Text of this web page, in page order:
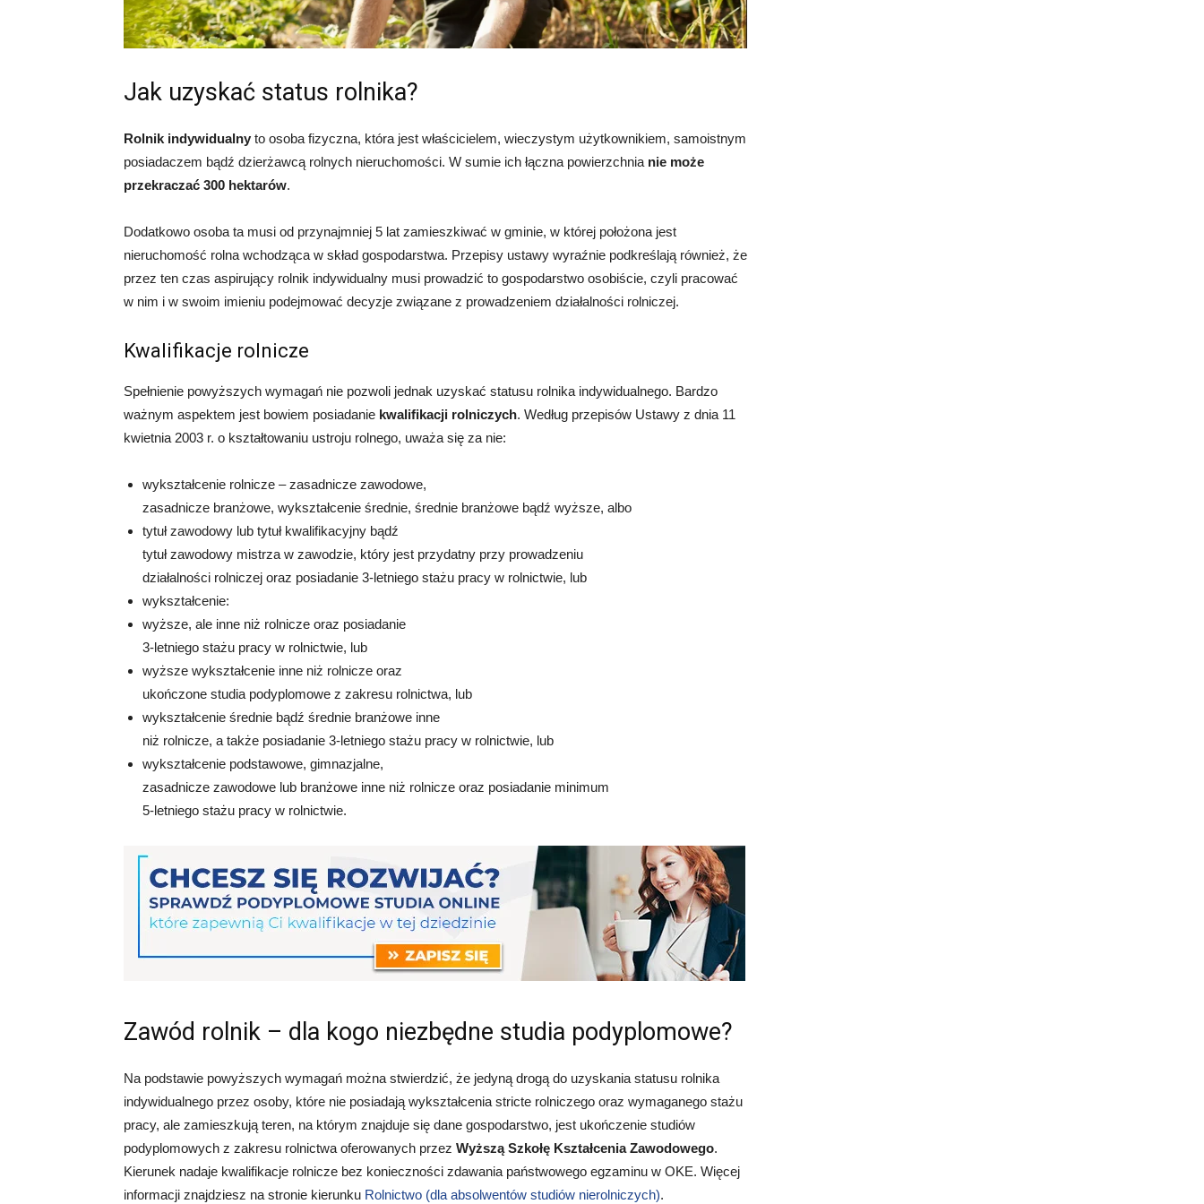
Jak uzyskać status rolnika?
Rolnik indywidualny to osoba fizyczna, która jest właścicielem, wieczystym użytkownikiem, samoistnym
posiadaczem bądź dzierżawcą rolnych nieruchomości. W sumie ich łączna powierzchnia nie może
przekraczać 300 hektarów.
Dodatkowo osoba ta musi od przynajmniej 5 lat zamieszkiwać w gminie, w której położona jest
nieruchomość rolna wchodząca w skład gospodarstwa. Przepisy ustawy wyraźnie podkreślają również, że
przez ten czas aspirujący rolnik indywidualny musi prowadzić to gospodarstwo osobiście, czyli pracować
w nim i w swoim imieniu podejmować decyzje związane z prowadzeniem działalności rolniczej.
Kwalifikacje rolnicze
Spełnienie powyższych wymagań nie pozwoli jednak uzyskać statusu rolnika indywidualnego. Bardzo
ważnym aspektem jest bowiem posiadanie kwalifikacji rolniczych. Według przepisów Ustawy z dnia 11
kwietnia 2003 r. o kształtowaniu ustroju rolnego, uważa się za nie:
wykształcenie rolnicze – zasadnicze zawodowe,
zasadnicze branżowe, wykształcenie średnie, średnie branżowe bądź wyższe, albo
tytuł zawodowy lub tytuł kwalifikacyjny bądź
tytuł zawodowy mistrza w zawodzie, który jest przydatny przy prowadzeniu
działalności rolniczej oraz posiadanie 3-letniego stażu pracy w rolnictwie, lub
wykształcenie:
wyższe, ale inne niż rolnicze oraz posiadanie
3-letniego stażu pracy w rolnictwie, lub
wyższe wykształcenie inne niż rolnicze oraz
ukończone studia podyplomowe z zakresu rolnictwa, lub
wykształcenie średnie bądź średnie branżowe inne
niż rolnicze, a także posiadanie 3-letniego stażu pracy w rolnictwie, lub
wykształcenie podstawowe, gimnazjalne,
zasadnicze zawodowe lub branżowe inne niż rolnicze oraz posiadanie minimum
5-letniego stażu pracy w rolnictwie.
Zawód rolnik – dla kogo niezbędne studia podyplomowe?
Na podstawie powyższych wymagań można stwierdzić, że jedyną drogą do uzyskania statusu rolnika
indywidualnego przez osoby, które nie posiadają wykształcenia stricte rolniczego oraz wymaganego stażu
pracy, ale zamieszkują teren, na którym znajduje się dane gospodarstwo, jest ukończenie studiów
podyplomowych z zakresu rolnictwa oferowanych przez Wyższą Szkołę Kształcenia Zawodowego.
Kierunek nadaje kwalifikacje rolnicze bez konieczności zdawania państwowego egzaminu w OKE. Więcej
informacji znajdziesz na stronie kierunku Rolnictwo (dla absolwentów studiów nierolniczych).